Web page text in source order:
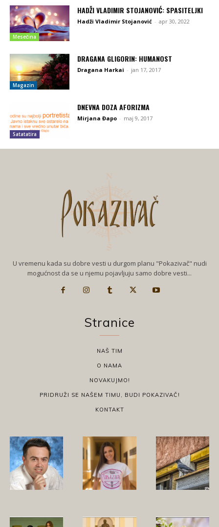
Mesečina
HADŽI VLADIMIR STOJANOVIĆ: SPASITELJKI
Hadži Vladimir Stojanović - apr 30, 2022
Magazin
DRAGANA GLIGORIN: HUMANOST
Dragana Harkai - jan 17, 2017
Satatatira
DNEVNA DOZA AFORIZMA
Mirjana Đapo - maj 9, 2017
U vremenu kada su dobre vesti u durgom planu "Pokazivač" nudi
mogućnost da se u njemu pojavljuju samo dobre vesti...
Stranice
NAŠ TIM
O NAMA
NOVAKUJMO!
PRIDRUŽI SE NAŠEM TIMU, BUDI POKAZIVAČ!
KONTAKT